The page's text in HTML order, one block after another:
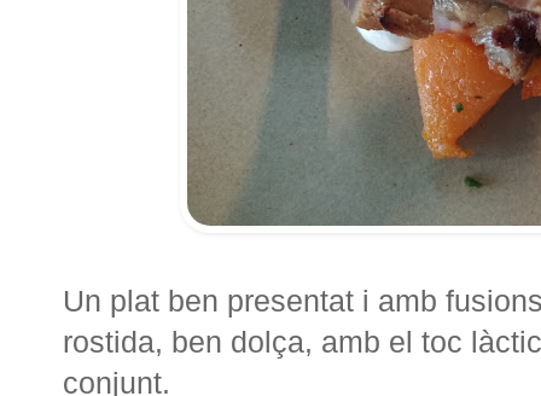
Un plat ben presentat i amb
rostida, ben dolça, amb el toc
conjunt.